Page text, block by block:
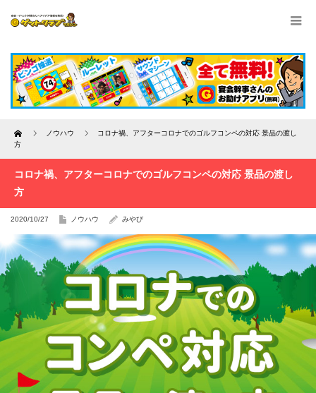
Home ノウハウ
コロナ禍、アフターコロナでのゴルフコンペの対応 景品の渡し
方
コロナ禍、アフターコロナでのゴルフコンペの対応 景品の渡し
方
2020/10/27 ノウハウ みやび